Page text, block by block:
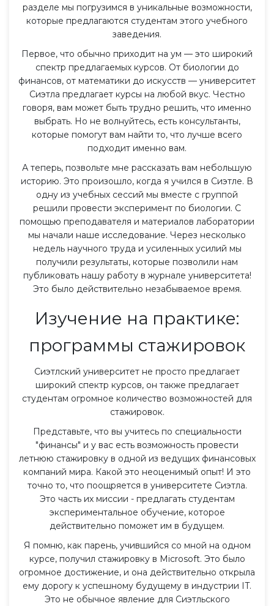
разделе мы погрузимся в уникальные возможности,
которые предлагаются студентам этого учебного
заведения.
Первое, что обычно приходит на ум — это широкий
спектр предлагаемых курсов. От биологии до
финансов, от математики до искусств — университет
Сиэтла предлагает курсы на любой вкус. Честно
говоря, вам может быть трудно решить, что именно
выбрать. Но не волнуйтесь, есть консультанты,
которые помогут вам найти то, что лучше всего
подходит именно вам.
А теперь, позвольте мне рассказать вам небольшую
историю. Это произошло, когда я учился в Сиэтле. В
одну из учебных сессий мы вместе с группой
решили провести эксперимент по биологии. С
помощью преподавателя и материалов лаборатории
мы начали наше исследование. Через несколько
недель научного труда и усиленных усилий мы
получили результаты, которые позволили нам
публиковать нашу работу в журнале университета!
Это было действительно незабываемое время.
Изучение на практике:
программы стажировок
Сиэтлский университет не просто предлагает
широкий спектр курсов, он также предлагает
студентам огромное количество возможностей для
стажировок.
Представьте, что вы учитесь по специальности
"финансы" и у вас есть возможность провести
летнюю стажировку в одной из ведущих финансовых
компаний мира. Какой это неоценимый опыт! И это
точно то, что поощряется в университете Сиэтла.
Это часть их миссии - предлагать студентам
экспериментальное обучение, которое
действительно поможет им в будущем.
Я помню, как парень, учившийся со мной на одном
курсе, получил стажировку в Microsoft. Это было
огромное достижение, и она действительно открыла
ему дорогу к успешному будущему в индустрии IT.
Это не обычное явление для Сиэтльского